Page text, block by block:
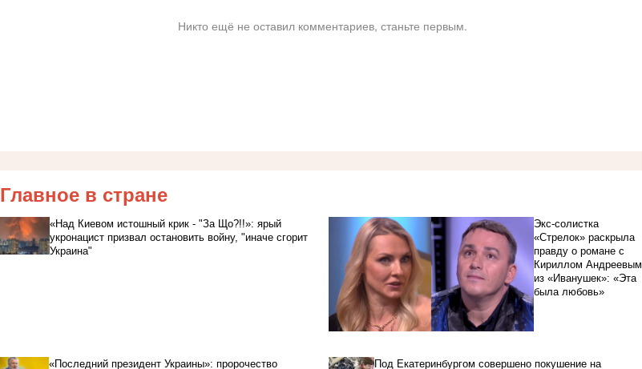
Никто ещё не оставил комментариев, станьте первым.
Главное в стране
«Над Киевом истошный крик - "За Що?!!»: ярый
укронацист призвал остановить войну, "иначе сгорит
Украина"
Экс-солистка
«Стрелок» раскрыла
правду о романе с
Кириллом Андреевым
из «Иванушек»: «Эта
была любовь»
«Последний президент Украины»: пророчество Под Екатеринбургом совершено покушение на